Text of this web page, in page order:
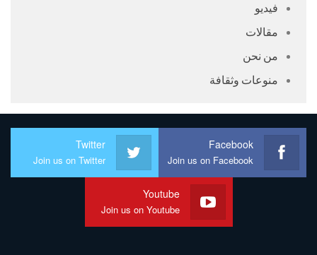
فيديو
مقالات
من نحن
منوعات وثقافة
Facebook
Join us on Facebook
Twitter
Join us on Twitter
Youtube
Join us on Youtube